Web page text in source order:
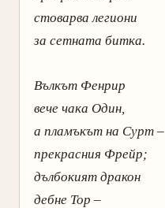
стоварва легиони
за сетната битка.
Вълкът Фенрир
вече чака Один,
а пламъкът на Сурт –
прекрасния Фрейр;
дълбокият дракон
дебне Тор –